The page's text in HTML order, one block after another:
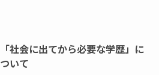
「社会に出てから必要な学歴」に
ついて